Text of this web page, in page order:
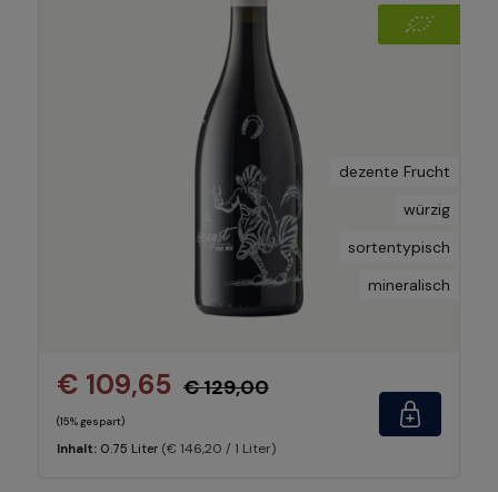
dezente Frucht
würzig
sortentypisch
mineralisch
€ 109,65 € 129,00
(15% gespart)
Inhalt: 0.75 Liter (€ 146,20 / 1 Liter)